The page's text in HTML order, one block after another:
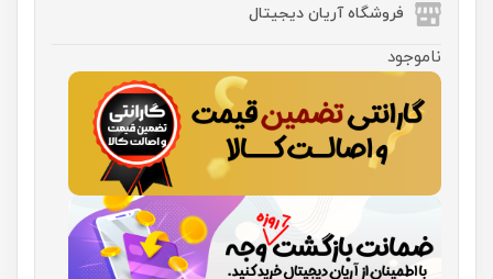
فروشگاه آریان دیجیتال
ناموجود